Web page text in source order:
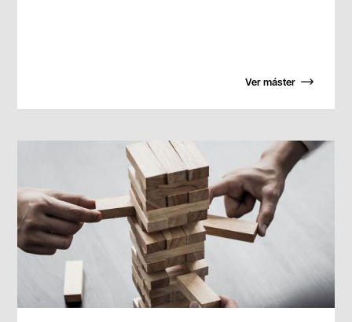
Ver máster